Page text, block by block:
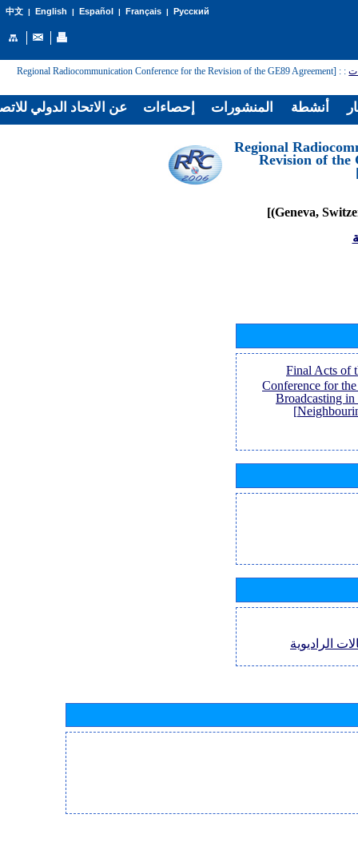
中文| English | Español | Français| Русский
:
: [Regional Radiocommunication Conference for the Revision of the GE89 Agreement
[Regional
Revision of the
[Final Acts of
Conference for
Broadcasting
الراديوية
عن الاتحاد الدولي إحصاءات المنشورات أنشطة